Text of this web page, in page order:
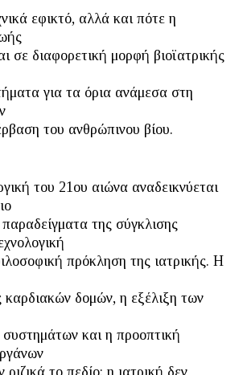
εφικτό, αλλά και πότε η
σε διαφορετική μορφή βιοϊατρικής
για τα όρια ανάμεσα στη
του ανθρώπινου βίου.
του 21ου αιώνα αναδεικνύεται
της σύγκλισης
πρόκληση της ιατρικής. Η
καρδιακών δομών, η εξέλιξη των
συστημάτων και η προοπτική
ριζικά το πεδίο: η ιατρική δεν